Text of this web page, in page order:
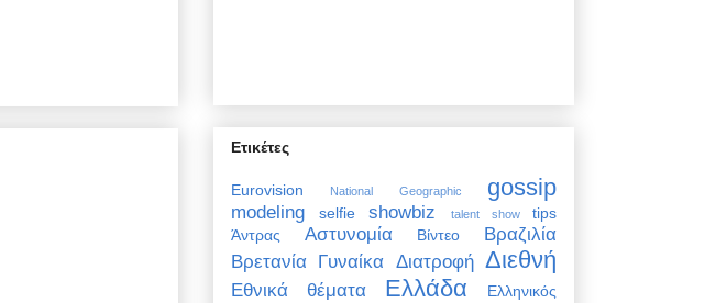
Ετικέτες
Eurovision National Geographic gossip
modeling selfie showbiz talent show
tips
Άντρας
Αστυνομία Βίντεο
Βραζιλία
Βρετανία Γυναίκα Διατροφή Διεθνή
Εθνικά θέματα Ελλάδα
Ελληνικός